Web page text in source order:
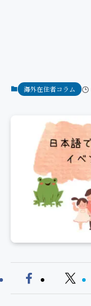
海外在住者コラム